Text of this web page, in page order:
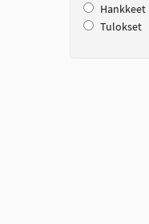
Hankkeet
Tulokset